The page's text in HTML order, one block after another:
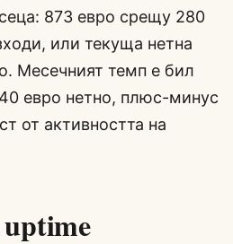
873 евро срещу 280
или текуща нетна
Месечният темп е бил
евро нетно, плюс-минус
от активността на